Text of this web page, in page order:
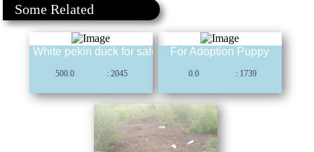
Some Related
White pekin duck for sale
500.0 : 2045
For Adoption Puppy
0.0 : 1739